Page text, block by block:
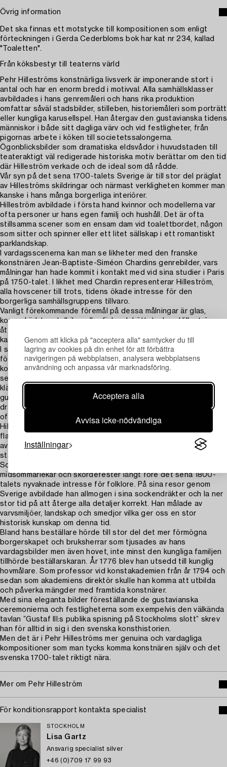
Genom att klicka på "acceptera alla" samtycker du till
lagring av cookies på din enhet för att förbättra
navigeringen på webbplatsen, analysera webbplatsens
användning och anpassa vår marknadsföring.
Acceptera alla
Avvisa icke-nödvändiga
Inställningar
Övrig information
Det ska finnas ett motstycke till kompositionen som enligt
förteckningen i Gerda Cederbloms bok har kat nr 234, kallad
"Toaletten".
Från köksbestyr till teaterns värld
Pehr Hilleströms konstnärliga livsverk är imponerande stort i
antal och har en enorm bredd i motivval. Alla samhällsklasser
avbildades i hans genremåleri och hans rika produktion
omfattar såväl stadsbilder, stilleben, historiemåleri som porträtt
eller kungliga karusellspel. Han återgav den gustavianska tidens
människor i både sitt dagliga värv och vid festligheter, från
pigornas arbete i köken till societetssalongerna.
Ögonblicksbilder som dramatiska eldsvådor i huvudstaden till
teateraktigt väl redigerade historiska motiv berättar om den tid
där Hilleström verkade och de ideal som då rådde.
Vår syn på det sena 1700-talets Sverige är till stor del präglat
av Hilleströms skildringar och närmast verkligheten kommer man
kanske i hans många borgerliga interiörer.
Hilleström avbildade i första hand kvinnor och modellerna var
ofta personer ur hans egen familj och hushåll. Det är ofta
stillsamma scener som en ensam dam vid toalettbordet, någon
som sitter och spinner eller ett litet sällskap i ett romantiskt
parklandskap.
I vardagsscenerna kan man se likheter med den franske
konstnären Jean-Baptiste-Siméon Chardins genrebilder, vars
målningar han hade kommit i kontakt med vid sina studier i Paris
på 1750-talet. I likhet med Chardin representerar Hilleström,
alla hovscener till trots, tidens ökade intresse för den
borgerliga samhällsgruppens tillvaro.
Vanligt förekommande föremål på dessa målningar är glas,
kopparkärl, tenntallrikar eller fisk och köttstycken. Hilleström
återgav vardagsföremålen med en utomordentlig skärpa vilket
kan föra tankarna till äldre holländskt stillebenmåleri.
I slottsgemakens mer tillrättalagda scener kan vi studera tidens
förlustelser, det är nöjen i form av sällskap som ägnar sig åt
kortspel, musicerar, eller som studerar konstföremål men här
ser vi också tidstypiska inredningar och moderiktiga
klädedräkter. I ett antal målningar får vi inblick i det
gustavianska hovets teatermani, där såväl nyckelscener ur
dramerna visas men även repetitioner och kostymprovningar,
ofta med kungen själv i centrum.
Hilleström var en mästare på att återge eldskenseffekter och
fladdrande ljus och suggestiva skuggor återfinns i såväl många
av hans rumsmotiv liksom gruv- och järnbruksbilder eller vid
stadsvyernas våldsamma eldsvådor utomhus.
Som allmogeskildrare var Hilleström en pionjär som återgav
midsommarlekar och skördefester långt före det sena 1800-
talets nyvaknade intresse för folklore. På sina resor genom
Sverige avbildade han allmogen i sina sockendräkter och la ner
stor tid på att återge alla detaljer korrekt. Han målade av
varvsmiljöer, landskap och smedjor vilka ger oss en stor
historisk kunskap om denna tid.
Bland hans beställare hörde till stor del det mer förmögna
borgerskapet och bruksherrar som tjusades av hans
vardagsbilder men även hovet, inte minst den kungliga familjen
tillhörde beställarskaran. År 1776 blev han utsedd till kunglig
hovmålare. Som professor vid konstakademien från år 1794 och
sedan som akademiens direktör skulle han komma att utbilda
och påverka mängder med framtida konstnärer.
Med sina eleganta bilder föreställande de gustavianska
ceremonierna och festligheterna som exempelvis den välkända
tavlan ”Gustaf III:s publika spisning på Stockholms slott” skrev
han för alltid in sig i den svenska konsthistorien.
Men det är i Pehr Hilleströms mer genuina och vardagliga
kompositioner som man tycks komma konstnären själv och det
svenska 1700-talet riktigt nära.
Mer om Pehr Hilleström
För konditionsrapport kontakta specialist
STOCKHOLM
Lisa Gartz
Ansvarig specialist silver
+46 (0)709 17 99 93